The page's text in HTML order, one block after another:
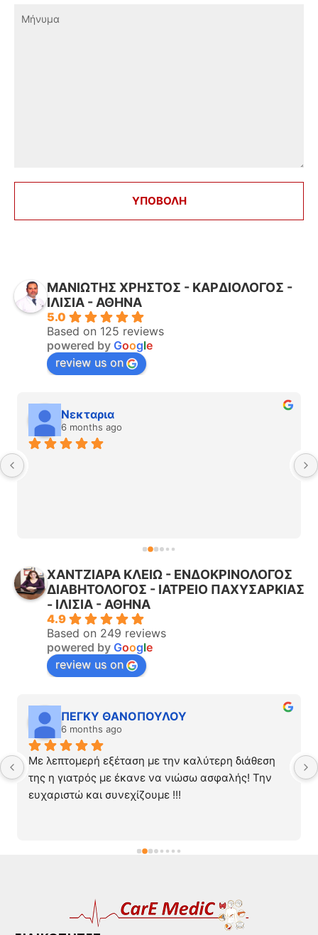
ΜΑΝΙΩΤΗΣ ΧΡΗΣΤΟΣ - ΚΑΡΔΙΟΛΟΓΟΣ -
ΙΛΙΣΙΑ - ΑΘΗΝΑ
5.0
Based on 125 reviews
powered by Google
review us on
Νεκταρια
6 months ago
ΧΑΝΤΖΙΑΡΑ ΚΛΕΙΩ - ΕΝΔΟΚΡΙΝΟΛΟΓΟΣ
ΔΙΑΒΗΤΟΛΟΓΟΣ - ΙΑΤΡΕΙΟ ΠΑΧΥΣΑΡΚΙΑΣ
- ΙΛΙΣΙΑ - ΑΘΗΝΑ
4.9
Based on 249 reviews
powered by Google
review us on
ΠΕΓΚΥ ΘΑΝΟΠΟΥΛΟΥ
6 months ago
Με λεπτομερή εξέταση με την καλύτερη διάθεση
της η γιατρός με έκανε να νιώσω ασφαλής! Την
ευχαριστώ και συνεχίζουμε !!!